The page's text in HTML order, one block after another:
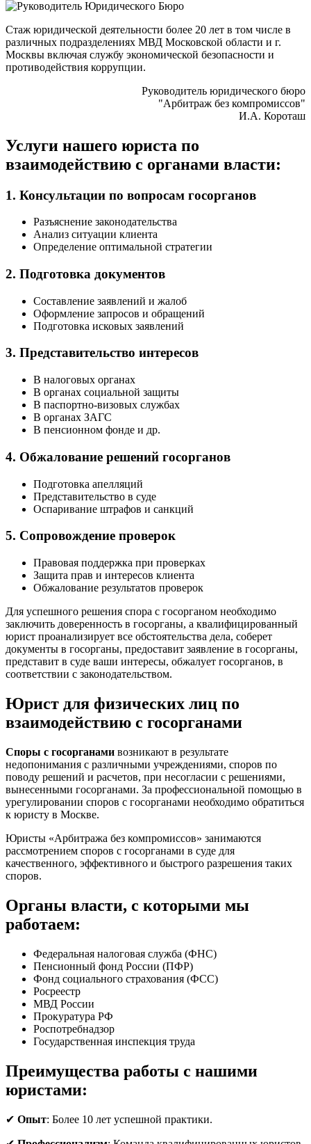
Стаж юридической деятельности более 20 лет в том числе в
различных подразделениях МВД Московской области и г.
Москвы включая службу экономической безопасности и
противодействия коррупции.
Руководитель юридического бюро
"Арбитраж без компромиссов"
И.А. Короташ
Услуги нашего юриста по
взаимодействию с органами власти:
1. Консультации по вопросам госорганов
Разъяснение законодательства
Анализ ситуации клиента
Определение оптимальной стратегии
2. Подготовка документов
Составление заявлений и жалоб
Оформление запросов и обращений
Подготовка исковых заявлений
3. Представительство интересов
В налоговых органах
В органах социальной защиты
В паспортно-визовых службах
В органах ЗАГС
В пенсионном фонде и др.
4. Обжалование решений госорганов
Подготовка апелляций
Представительство в суде
Оспаривание штрафов и санкций
5. Сопровождение проверок
Правовая поддержка при проверках
Защита прав и интересов клиента
Обжалование результатов проверок
Для успешного решения спора с госорганом необходимо
заключить доверенность в госорганы, а квалифицированный
юрист проанализирует все обстоятельства дела, соберет
документы в госорганы, предоставит заявление в госорганы,
представит в суде ваши интересы, обжалует госорганов, в
соответствии с законодательством.
Юрист для физических лиц по
взаимодействию с госорганами
Споры с госорганами возникают в результате
недопонимания с различными учреждениями, споров по
поводу решений и расчетов, при несогласии с решениями,
вынесенными госорганами. За профессиональной помощью в
урегулировании споров с госорганами необходимо обратиться
к юристу в Москве.
Юристы «Арбитража без компромиссов» занимаются
рассмотрением споров с госорганами в суде для
качественного, эффективного и быстрого разрешения таких
споров.
Органы власти, с которыми мы
работаем:
Федеральная налоговая служба (ФНС)
Пенсионный фонд России (ПФР)
Фонд социального страхования (ФСС)
Росреестр
МВД России
Прокуратура РФ
Роспотребнадзор
Государственная инспекция труда
Преимущества работы с нашими
юристами:
✔ Опыт: Более 10 лет успешной практики.